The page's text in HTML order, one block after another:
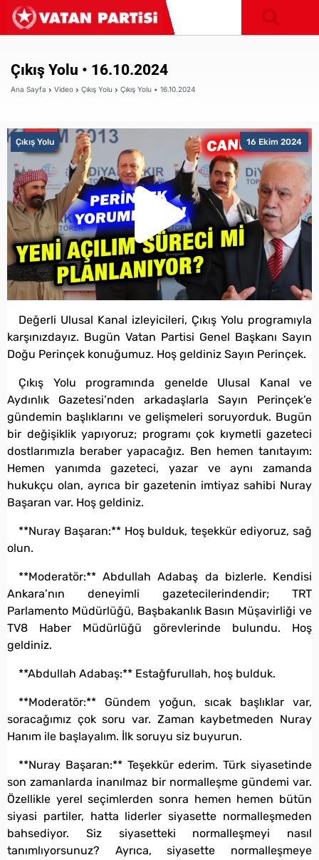
Çıkış Yolu • 16.10.2024
Ana Sayfa Video Çıkış Yolu Çıkış Yolu • 16.10.2024
16 Ekim 2024
Çıkış Yolu
Değerli Ulusal Kanal izleyicileri, Çıkış Yolu programıyla
karşınızdayız. Bugün Vatan Partisi Genel Başkanı Sayın
Doğu Perinçek konuğumuz. Hoş geldiniz Sayın Perinçek.
Çıkış Yolu programında genelde Ulusal Kanal ve
Aydınlık Gazetesi’nden arkadaşlarla Sayın Perinçek’e
gündemin başlıklarını ve gelişmeleri soruyorduk. Bugün
bir değişiklik yapıyoruz; programı çok kıymetli gazeteci
dostlarımızla beraber yapacağız. Ben hemen tanıtayım:
Hemen yanımda gazeteci, yazar ve aynı zamanda
hukukçu olan, ayrıca bir gazetenin imtiyaz sahibi Nuray
Başaran var. Hoş geldiniz.
**Nuray Başaran:** Hoş bulduk, teşekkür ediyoruz, sağ
olun.
**Moderatör:** Abdullah Adabaş da bizlerle. Kendisi
Ankara’nın deneyimli gazetecilerindendir; TRT
Parlamento Müdürlüğü, Başbakanlık Basın Müşavirliği ve
TV8 Haber Müdürlüğü görevlerinde bulundu. Hoş
geldiniz.
**Abdullah Adabaş:** Estağfurullah, hoş bulduk.
**Moderatör:** Gündem yoğun, sıcak başlıklar var,
soracağımız çok soru var. Zaman kaybetmeden Nuray
Hanım ile başlayalım. İlk soruyu siz buyurun.
**Nuray Başaran:** Teşekkür ederim. Türk siyasetinde
son zamanlarda inanılmaz bir normalleşme gündemi var.
Özellikle yerel seçimlerden sonra hemen hemen bütün
siyasi partiler, hatta liderler siyasette normalleşmeden
bahsediyor. Siz siyasetteki normalleşmeyi nasıl
tanımlıyorsunuz? Ayrıca, siyasette normalleşmeye